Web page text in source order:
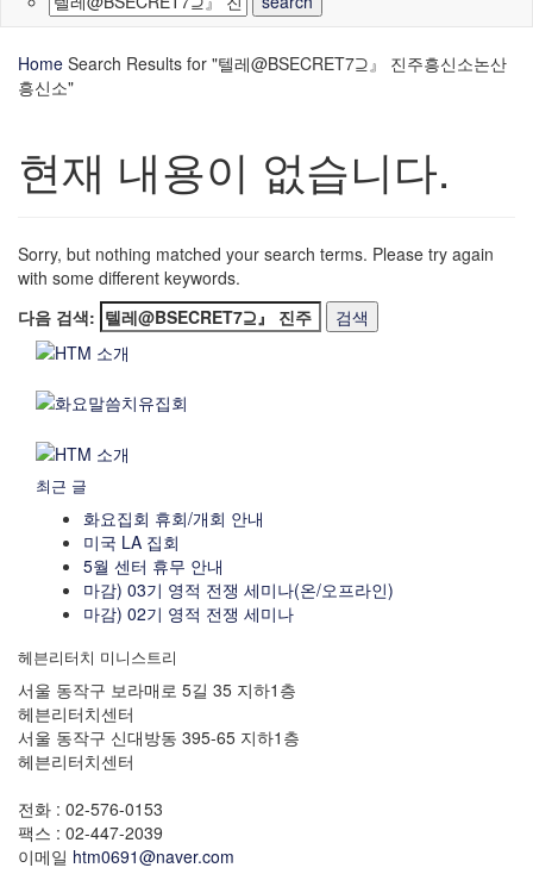
Home Search Results for "텔레@BSECRET7⊇』 진주흥신소논산
흥신소"
현재 내용이 없습니다.
Sorry, but nothing matched your search terms. Please try again
with some different keywords.
다음 검색:
최근 글
화요집회 휴회/개회 안내
미국 LA 집회
5월 센터 휴무 안내
마감) 03기 영적 전쟁 세미나(온/오프라인)
마감) 02기 영적 전쟁 세미나
헤븐리터치 미니스트리
서울 동작구 보라매로 5길 35 지하1층
헤븐리터치센터
서울 동작구 신대방동 395-65 지하1층
헤븐리터치센터
전화 : 02-576-0153
팩스 : 02-447-2039
이메일 htm0691@naver.com